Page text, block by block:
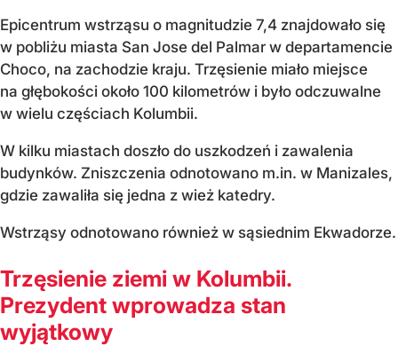
Epicentrum wstrząsu o magnitudzie 7,4 znajdowało się
w pobliżu miasta San Jose del Palmar w departamencie
Choco, na zachodzie kraju. Trzęsienie miało miejsce
na głębokości około 100 kilometrów i było odczuwalne
w wielu częściach Kolumbii.
W kilku miastach doszło do uszkodzeń i zawalenia
budynków. Zniszczenia odnotowano m.in. w Manizales,
gdzie zawaliła się jedna z wież katedry.
Wstrząsy odnotowano również w sąsiednim Ekwadorze.
Trzęsienie ziemi w Kolumbii.
Prezydent wprowadza stan
wyjątkowy